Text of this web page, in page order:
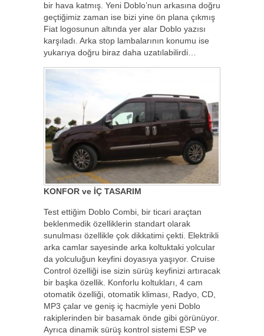
bir hava katmış. Yeni Doblo’nun arkasına doğru
geçtiğimiz zaman ise bizi yine ön plana çıkmış
Fiat logosunun altında yer alar Doblo yazısı
karşıladı. Arka stop lambalarının konumu ise
yukarıya doğru biraz daha uzatılabilirdi…
KONFOR ve İÇ TASARIM
Test ettiğim Doblo Combi, bir ticari araçtan
beklenmedik özelliklerin standart olarak
sunulması özellikle çok dikkatimi çekti. Elektrikli
arka camlar sayesinde arka koltuktaki yolcular
da yolculuğun keyfini doyasıya yaşıyor. Cruise
Control özelliği ise sizin sürüş keyfinizi artıracak
bir başka özellik. Konforlu koltukları, 4 cam
otomatik özelliği, otomatik kliması, Radyo, CD,
MP3 çalar ve geniş iç hacmiyle yeni Doblo
rakiplerinden bir basamak önde gibi görünüyor.
Ayrıca dinamik sürüş kontrol sistemi ESP ve